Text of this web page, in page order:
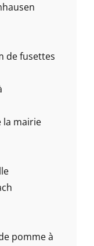
de fusettes
la mairie
pomme à